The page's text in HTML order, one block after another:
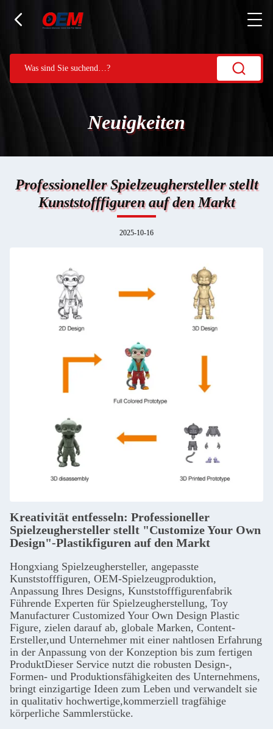
Neuigkeiten
Professioneller Spielzeughersteller stellt
Kunststofffiguren auf den Markt
2025-10-16
Kreativität entfesseln: Professioneller
Spielzeughersteller stellt "Customize Your Own
Design"-Plastikfiguren auf den Markt
Hongxiang Spielzeughersteller, angepasste
Kunststofffiguren, OEM-Spielzeugproduktion,
Anpassung Ihres Designs, Kunststofffigurenfabrik
Führende Experten für Spielzeugherstellung, Toy
Manufacturer Customized Your Own Design Plastic
Figure, zielen darauf ab, globale Marken, Content-
Ersteller,und Unternehmer mit einer nahtlosen Erfahrung
in der Anpassung von der Konzeption bis zum fertigen
ProduktDieser Service nutzt die robusten Design-,
Formen- und Produktionsfähigkeiten des Unternehmens,
bringt einzigartige Ideen zum Leben und verwandelt sie
in qualitativ hochwertige,kommerziell tragfähige
körperliche Sammlerstücke.